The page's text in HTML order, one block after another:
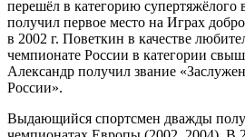
перешёл в категорию супертяжёлого
получил первое место на Играх
в 2002 г. Поветкин в качестве
чемпионате России в категории
Александр получил звание
России».
Выдающийся спортсмен дважды